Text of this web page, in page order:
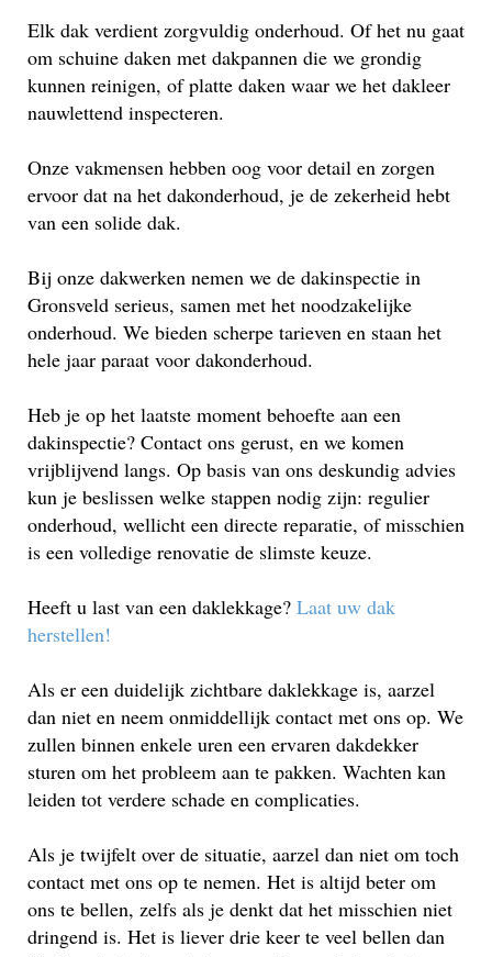
Elk dak verdient zorgvuldig onderhoud. Of het nu gaat
om schuine daken met dakpannen die we grondig
kunnen reinigen, of platte daken waar we het dakleer
nauwlettend inspecteren.
Onze vakmensen hebben oog voor detail en zorgen
ervoor dat na het dakonderhoud, je de zekerheid hebt
van een solide dak.
Bij onze dakwerken nemen we de dakinspectie in
Gronsveld serieus, samen met het noodzakelijke
onderhoud. We bieden scherpe tarieven en staan het
hele jaar paraat voor dakonderhoud.
Heb je op het laatste moment behoefte aan een
dakinspectie? Contact ons gerust, en we komen
vrijblijvend langs. Op basis van ons deskundig advies
kun je beslissen welke stappen nodig zijn: regulier
onderhoud, wellicht een directe reparatie, of misschien
is een volledige renovatie de slimste keuze.
Heeft u last van een daklekkage? Laat uw dak
herstellen!
Als er een duidelijk zichtbare daklekkage is, aarzel
dan niet en neem onmiddellijk contact met ons op. We
zullen binnen enkele uren een ervaren dakdekker
sturen om het probleem aan te pakken. Wachten kan
leiden tot verdere schade en complicaties.
Als je twijfelt over de situatie, aarzel dan niet om toch
contact met ons op te nemen. Het is altijd beter om
ons te bellen, zelfs als je denkt dat het misschien niet
dringend is. Het is liever drie keer te veel bellen dan